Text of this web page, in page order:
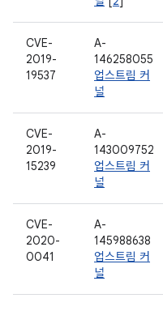
CVE-
2019-
19537
A-
146258055
업스트림 커
널
CVE-
2019-
15239
A-
143009752
업스트림 커
널
CVE-
2020-
0041
A-
145988638
업스트림 커
널